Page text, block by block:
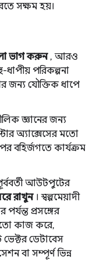
সক্ষম হয়।
ভাগ করুন, আরও
পরিকল্পনা
জন্য যৌক্তিক ধাপে
জ্ঞানের জন্য
অ্যাক্সেসের মতো
বহির্জগতে কার্যক্রম
আউটপুটের
রাখুন। স্বল্পমেয়াদী
প্রসঙ্গের
কাজ করে,
ভেক্টর ডেটাবেস
বা সম্পূর্ণ ভিন্ন